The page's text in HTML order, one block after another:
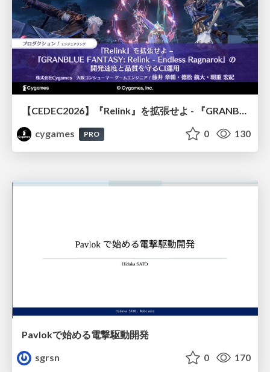
【CEDEC2026】『Relink』を拡張せよ - 『GRANBLUE FANTASY: Relink - Endless Ragnarok』の開発速度と品質を守るCI運用
cygames
PRO 0 130
Pavlokで始める電撃駆動開発
sgrsn
0 170